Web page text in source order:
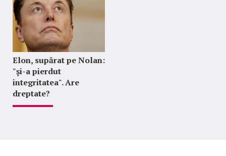
Elon, supărat pe Nolan:
"şi-a pierdut
integritatea". Are
dreptate?